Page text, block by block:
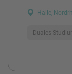
Halle,
Duales